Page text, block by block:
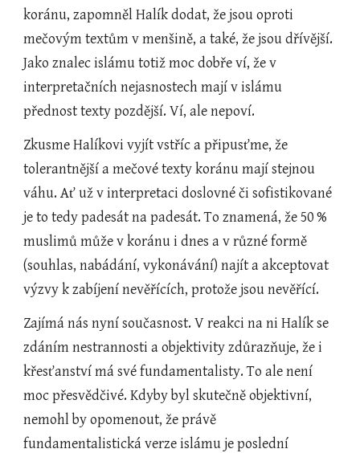
koránu, zapomněl Halík dodat, že jsou oproti
mečovým textům v menšině, a také, že jsou dřívější.
Jako znalec islámu totiž moc dobře ví, že v
interpretačních nejasnostech mají v islámu
přednost texty pozdější. Ví, ale nepoví.
Zkusme Halíkovi vyjít vstříc a připusťme, že
tolerantnější a mečové texty koránu mají stejnou
váhu. Ať už v interpretaci doslovné či sofistikované
je to tedy padesát na padesát. To znamená, že 50 %
muslimů může v koránu i dnes a v různé formě
(souhlas, nabádání, vykonávání) najít a akceptovat
výzvy k zabíjení nevěřících, protože jsou nevěřící.
Zajímá nás nyní současnost. V reakci na ni Halík se
zdáním nestrannosti a objektivity zdůrazňuje, že i
křesťanství má své fundamentalisty. To ale není
moc přesvědčivé. Kdyby byl skutečně objektivní,
nemohl by opomenout, že právě
fundamentalistická verze islámu je poslední